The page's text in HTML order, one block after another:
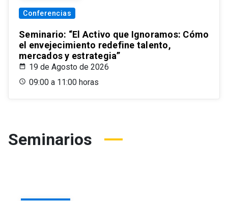
Conferencias
Seminario: “El Activo que Ignoramos: Cómo
el envejecimiento redefine talento,
mercados y estrategia”
19 de Agosto de 2026
09:00 a 11:00 horas
Seminarios